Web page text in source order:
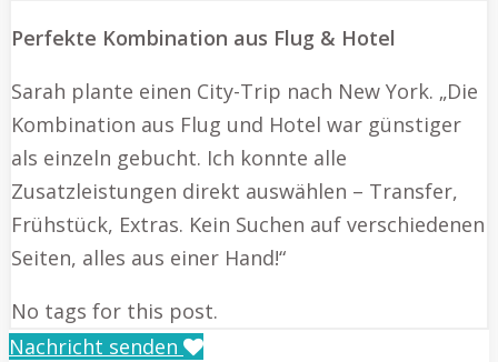
Perfekte Kombination aus Flug & Hotel
Sarah plante einen City-Trip nach New York. „Die
Kombination aus Flug und Hotel war günstiger
als einzeln gebucht. Ich konnte alle
Zusatzleistungen direkt auswählen – Transfer,
Frühstück, Extras. Kein Suchen auf verschiedenen
Seiten, alles aus einer Hand!“
No tags for this post.
Nachricht senden